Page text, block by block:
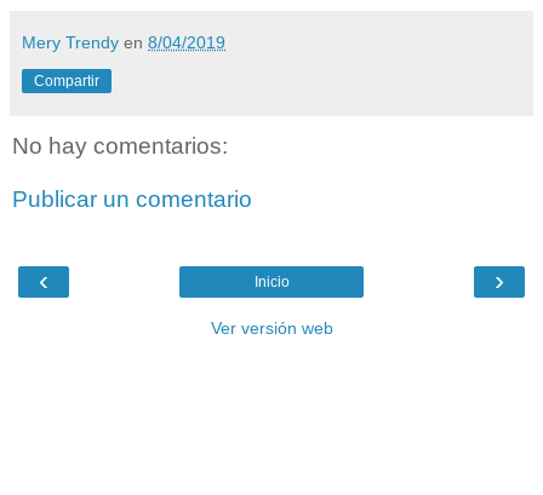
Mery Trendy en 8/04/2019
Compartir
No hay comentarios:
Publicar un comentario
‹ ›
Inicio
Ver versión web